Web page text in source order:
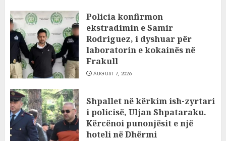
Policia konfirmon
ekstradimin e Samir
Rodriguez, i dyshuar për
laboratorin e kokainës në
Frakull
AUGUST 7, 2026
Shpallet në kërkim ish-zyrtari
i policisë, Uljan Shpataraku.
Kërcënoi punonjësit e një
hoteli në Dhërmi